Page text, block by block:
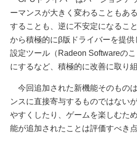
ーマンスが大きく変わることもあ
することも、逆に不安定になるこ
から積極的にβ版ドライバーを提
設定ツール（Radeon Softwareの
にするなど、積極的に改善に取り
今回追加された新機能そのもの
ンスに直接寄与するものではない
やすくしたり、ゲームを楽しむた
能が追加されたことは評価すべき